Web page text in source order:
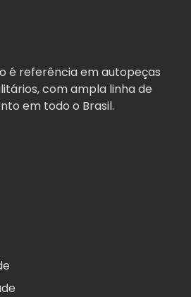
é referência em autopeças
com ampla linha de
em todo o Brasil.